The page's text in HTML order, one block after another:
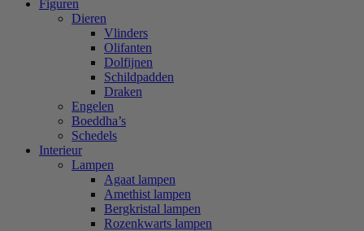
Figuren
Dieren
Vlinders
Olifanten
Dolfijnen
Schildpadden
Draken
Engelen
Boeddha’s
Schedels
Interieur
Lampen
Agaat lampen
Amethist lampen
Bergkristal lampen
Rozenkwarts lampen